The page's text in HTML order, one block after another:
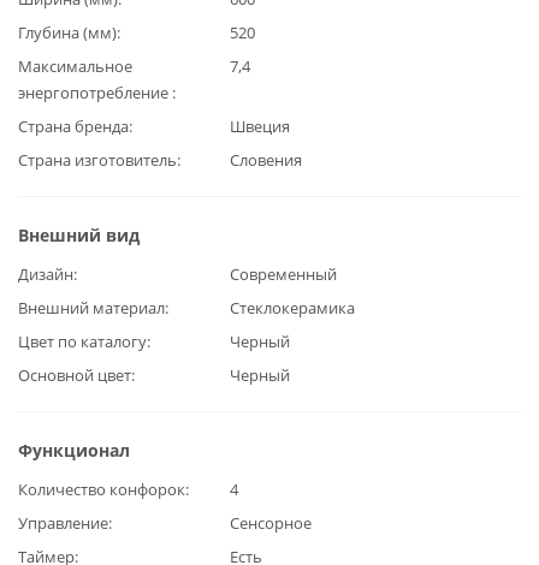
Глубина (мм)
520
Максимальное
энергопотребление
7,4
Страна бренда
Швеция
Страна изготовитель
Словения
Внешний вид
Дизайн
Современный
Внешний материал
Стеклокерамика
Цвет по каталогу
Черный
Основной цвет
Черный
Функционал
Количество конфорок
4
Управление
Сенсорное
Таймер
Есть